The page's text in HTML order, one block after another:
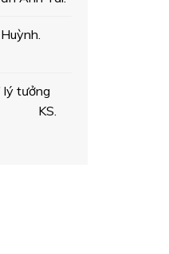
lý tưởng
KS.